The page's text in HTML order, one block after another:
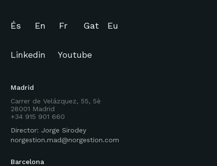
Madrid
Carrer de Velázquez, 55, 5è
28001 Madrid
+34 915 901 660
Director: Jorge Sirodey
norgestion.mad@norgestion.com
Barcelona
És En Fr Gat Eu
Linkedin Youtube